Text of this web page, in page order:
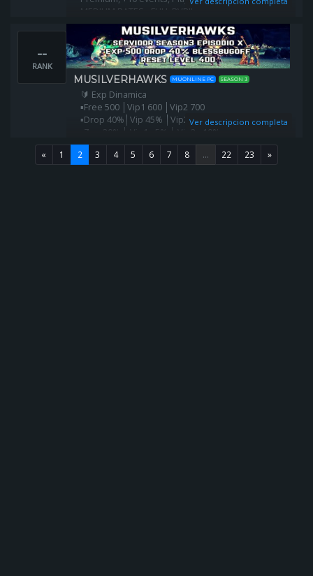
MEDIUM RATES - FULL PVP!!
--
RANK
MUSILVERHAWKS MUONLINE PC SEASON 3
🔰 Exp Dinamica
▪Free 500 │Vip1 600 │Vip2 700
▪Drop 40%│Vip 45% │Vip2 50%
▪Zen 20% │ Vip1 +5% │ Vip2 +10%
▪Rates 50%│ Vip +5%│ Vip2+10%
Ver descripcion completa
« 1 2 3 4 5 6 7 8 ... 22 23 »